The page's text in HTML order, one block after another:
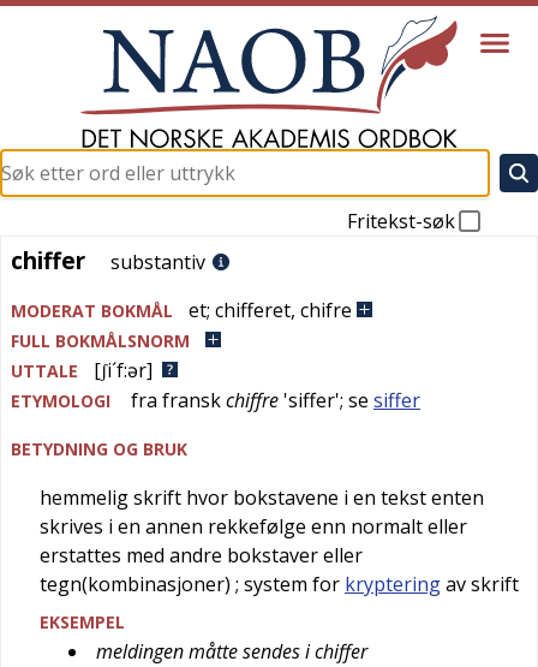
Fritekst-søk
chiffer
chiffer substantiv
MODERAT BOKMÅL et; chifferet, chifre
FULL BOKMÅLSNORM
UTTALE
[ʃi´f:ər]
ETYMOLOGI fra franskchiffre 'siffer'; se siffer
BETYDNING OG BRUK
hemmelig skrift hvor bokstavene i en tekst enten
skrives i en annen rekkefølge enn normalt eller
erstattes med andre bokstaver eller
tegn(kombinasjoner) ; system for krypteringav skrift
EKSEMPEL
meldingen måtte sendes i chiffer